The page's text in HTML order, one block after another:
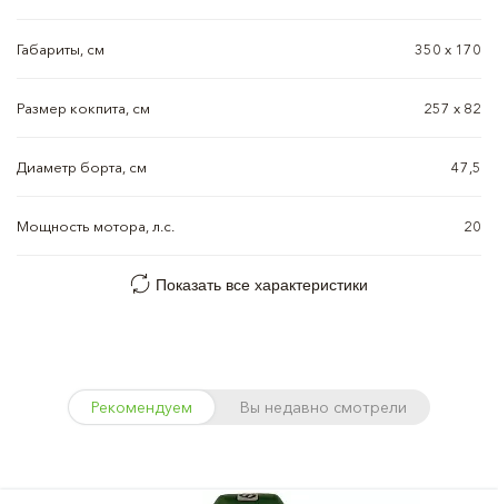
Габариты, см 350 х 170
Размер кокпита, см 257 х 82
Диаметр борта, см 47,5
Мощность мотора, л.с. 20
Показать все характеристики
Рекомендуем Вы недавно смотрели